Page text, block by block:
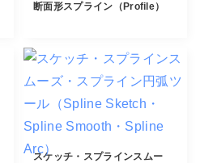
断面形スプライン（Profile）
スケッチ・スプラインスムー